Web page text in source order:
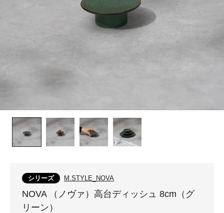
シリーズ M.STYLE_NOVA
NOVA （ノヴァ）高台ディッシュ 8cm（グ
リーン）